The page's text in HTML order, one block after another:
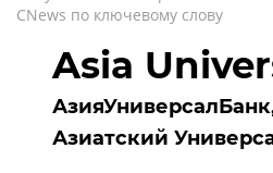
CNews по ключевому слову
Asia
Азиатский